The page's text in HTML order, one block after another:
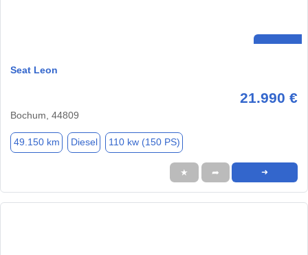
Seat Leon
21.990 €
Bochum, 44809
49.150 km Diesel 110 kw (150 PS)
★ ➦ ➜